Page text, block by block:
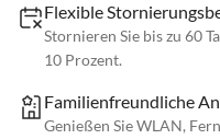
Flexible
Stornieren Sie bis zu 60
10 Prozent.
Familienfreundliche
Genießen Sie WLAN,